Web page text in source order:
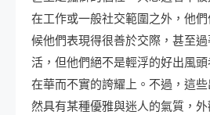
在工作或一般社交範圍之外，他
候他們表現得很善於交際，甚至
活，但他們絕不是輕浮的好出風
在華而不實的誇耀上。不過，這
然具有某種優雅與迷人的氣質，